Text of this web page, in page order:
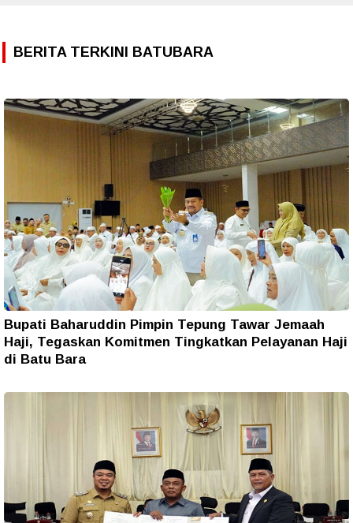
BERITA TERKINI BATUBARA
Bupati Baharuddin Pimpin Tepung Tawar Jemaah
Haji, Tegaskan Komitmen Tingkatkan Pelayanan Haji
di Batu Bara